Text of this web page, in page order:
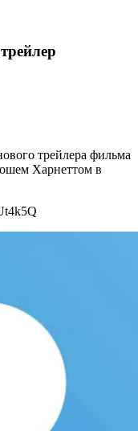
трейлера фильма
Харнеттом в